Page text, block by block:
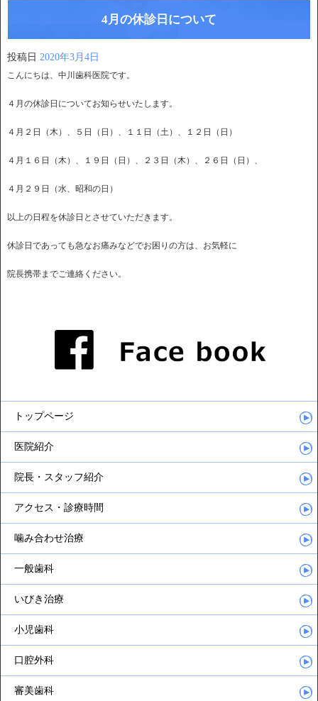
4月の休診日について
投稿日 2020年3月4日
こんにちは、中川歯科医院です。
４月の休診日についてお知らせいたします。
４月２日（木）、５日（日）、１１日（土）、１２日（日）
４月１６日（木）、１９日（日）、２３日（木）、２６日（日）、
４月２９日（水、昭和の日）
以上の日程を休診日とさせていただきます。
休診日であっても急なお痛みなどでお困りの方は、お気軽に
院長携帯までご連絡ください。
トップページ
医院紹介
院長・スタッフ紹介
アクセス・診療時間
噛み合わせ治療
一般歯科
いびき治療
小児歯科
口腔外科
審美歯科